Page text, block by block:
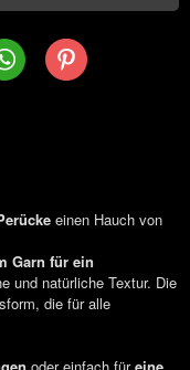
Pinterest
einen Hauch von
Garn für ein
und natürliche Textur. Die
die für alle